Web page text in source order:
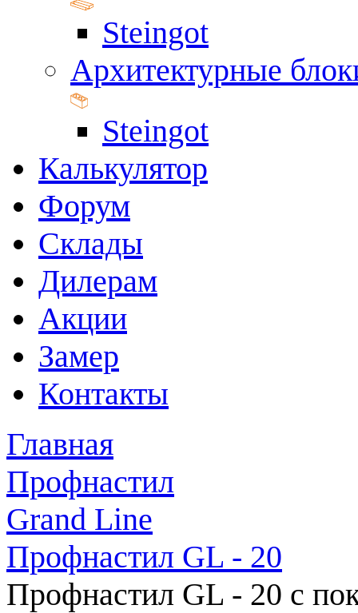
Steingot
Архитектурные
Steingot
Калькулятор
Форум
Склады
Дилерам
Акции
Замер
Контакты
Главная
Профнастил
Grand Line
Профнастил GL - 20
Профнастил GL - 20 с